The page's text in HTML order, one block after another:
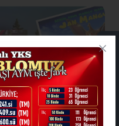
ONLİNE İŞLEMLER